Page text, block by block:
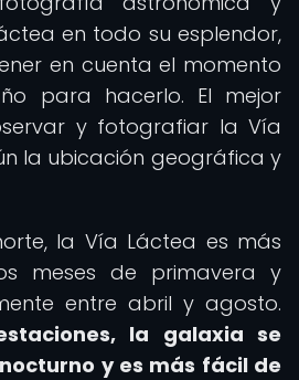
en todo su esplendor,
en cuenta el momento
para hacerlo. El mejor
y fotografiar la Vía
la ubicación geográfica y
la Vía Láctea es más
meses de primavera y
entre abril y agosto.
la galaxia se
y es más fácil de